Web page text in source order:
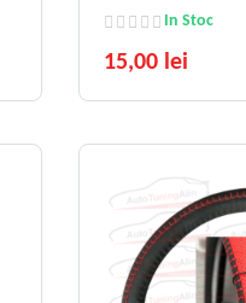
In Stoc
15,00 lei